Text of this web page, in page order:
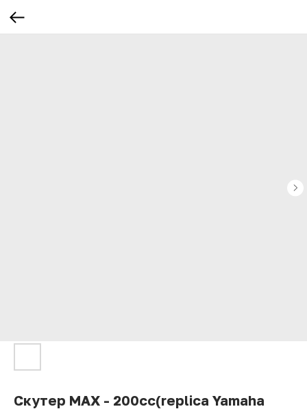
Скутер MAX - 200cc(replica Yamaha